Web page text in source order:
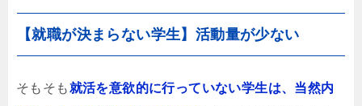
【就職が決まらない学生】活動量が少ない
そもそも就活を意欲的に行っていない学生は、当然内